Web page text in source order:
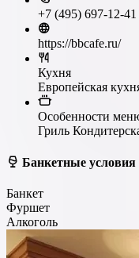
+7 (495) 697-12-41
https://bbcafe.ru/
Кухня
Европейская
Особенности
Гриль
Банкетные условия
Банкет
Фуршет
Алкоголь